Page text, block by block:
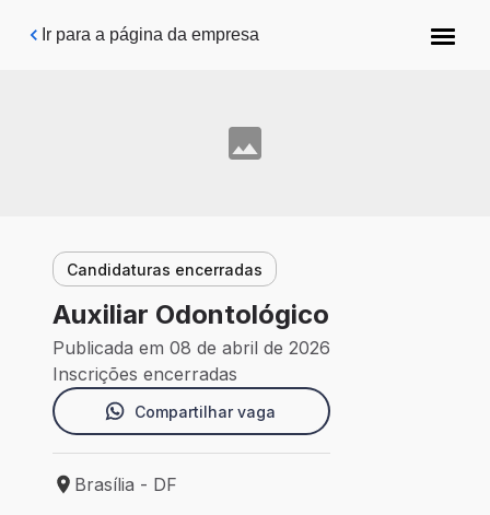
Pular para o conteúdo principal
Ir para a página da empresa
Candidaturas encerradas
Auxiliar Odontológico
Publicada em 08 de abril de 2026
Inscrições encerradas
Compartilhar vaga
Local de trabalho: Brasília - DF
Brasília - DF